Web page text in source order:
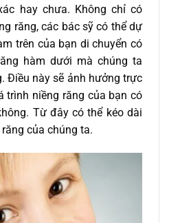
hay chưa. Không chỉ có
răng, các bác sỹ có thể dự
trên của bạn di chuyển có
hàm dưới mà chúng ta
Điều này sẽ ảnh hưởng trực
trình niềng răng của bạn có
Từ đây có thể kéo dài
của chúng ta.